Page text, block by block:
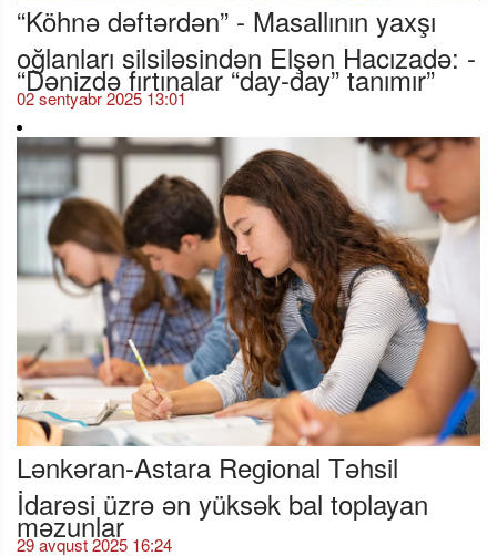
“Köhnə dəftərdən” - Masallının yaxşı
oğlanları silsiləsindən Elşən Hacızadə: -
“Dənizdə fırtınalar “day-day” tanımır”
02 sentyabr 2025 13:01
Lənkəran-Astara Regional Təhsil
İdarəsi üzrə ən yüksək bal toplayan
məzunlar
29 avqust 2025 16:24